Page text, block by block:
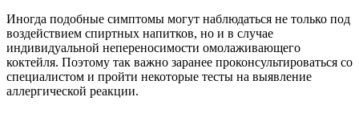
Иногда подобные симптомы могут наблюдаться не только под
воздействием спиртных напитков, но и в случае
индивидуальной непереносимости омолаживающего
коктейля. Поэтому так важно заранее проконсультироваться со
специалистом и пройти некоторые тесты на выявление
аллергической реакции.